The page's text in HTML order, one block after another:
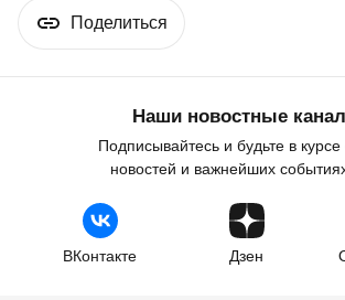
Поделиться
Наши новостные
Подписывайтесь и будьте в
новостей и важнейших
ВКонтакте Дзен